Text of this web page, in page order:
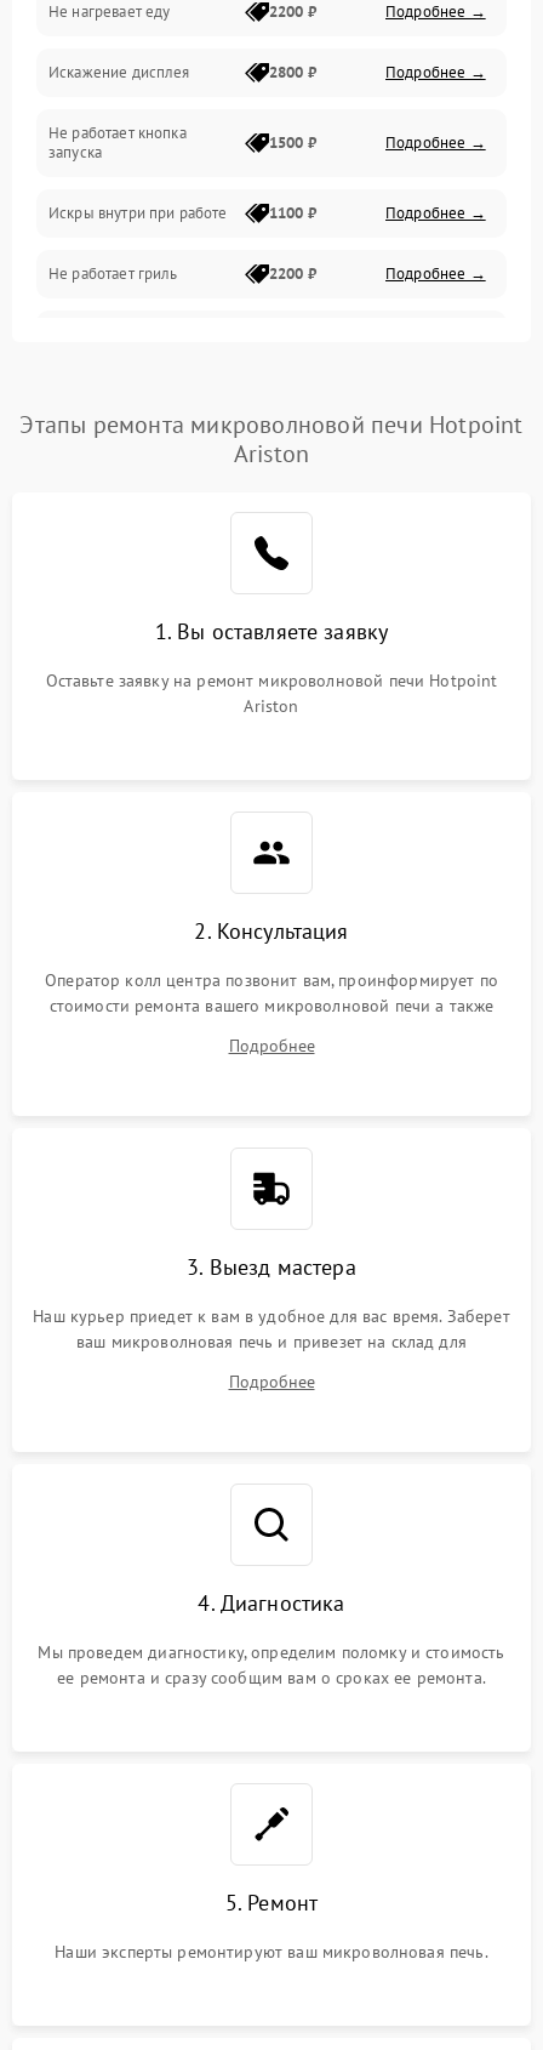
Механические повреждения
Питание и запуск
Нагрев и приготовление
Программное обеспечение
Не нагревает еду 2200 ₽ Подробнее →
Искажение дисплея 2800 ₽ Подробнее →
Не работает кнопка
запуска
1500 ₽ Подробнее →
Искры внутри при работе 1100 ₽ Подробнее →
Не работает гриль 2200 ₽ Подробнее →
Подробнее →
2400 ₽ Подробнее →
Не горит подсветка 2000 ₽ Подробнее →
Этапы ремонта микроволновой печи Hotpoint
Ariston
1. Вы оставляете заявку
Оставьте заявку на ремонт микроволновой печи Hotpoint
Ariston
2. Консультация
Оператор колл центра позвонит вам, проинформирует по
стоимости ремонта вашего микроволновой печи а также
Подробнее
3. Выезд мастера
Наш курьер приедет к вам в удобное для вас время. Заберет
ваш микроволновая печь и привезет на склад для
Подробнее
4. Диагностика
Мы проведем диагностику, определим поломку и стоимость
ее ремонта и сразу сообщим вам о сроках ее ремонта.
5. Ремонт
Наши эксперты ремонтируют ваш микроволновая печь.